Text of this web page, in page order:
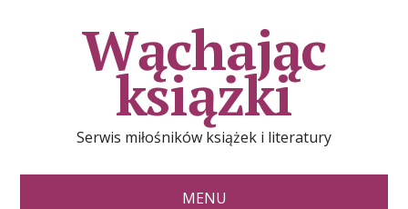
Wąchając
książki
Serwis miłośników książek i literatury
MENU